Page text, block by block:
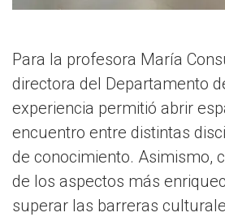
Para la profesora María
directora del Departamento
experiencia permitió abrir
encuentro entre distintas
de conocimiento. Asimismo,
de los aspectos más
superar las barreras